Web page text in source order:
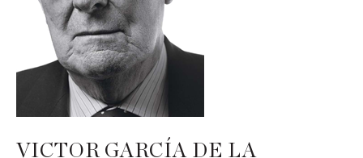
VICTOR GARCÍA DE LA